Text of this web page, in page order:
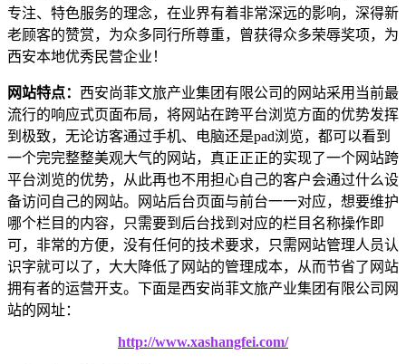
专注、特色服务的理念，在业界有着非常深远的影响，深得新
老顾客的赞赏，为众多同行所尊重，曾获得众多荣辱奖项，为
西安本地优秀民营企业！
网站特点： 西安尚菲文旅产业集团有限公司的网站采用当前最
流行的响应式页面布局，将网站在跨平台浏览方面的优势发挥
到极致，无论访客通过手机、电脑还是pad浏览，都可以看到
一个完完整整美观大气的网站，真正正正的实现了一个网站跨
平台浏览的优势，从此再也不用担心自己的客户会通过什么设
备访问自己的网站。网站后台页面与前台一一对应，想要维护
哪个栏目的内容，只需要到后台找到对应的栏目名称操作即
可，非常的方便，没有任何的技术要求，只需网站管理人员认
识字就可以了，大大降低了网站的管理成本，从而节省了网站
拥有者的运营开支。下面是西安尚菲文旅产业集团有限公司网
站的网址：
http://www.xashangfei.com/